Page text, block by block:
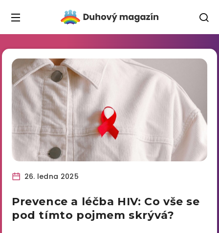
26. ledna 2025
Prevence a léčba HIV: Co vše se
pod tímto pojmem skrývá?